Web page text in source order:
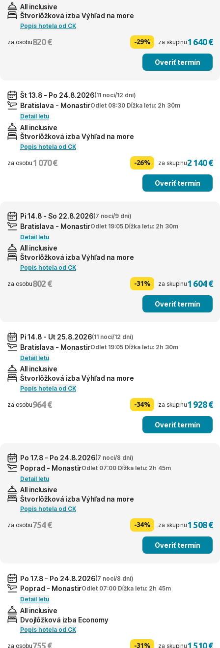
All inclusive
Štvorlôžková izba Výhľad na more
Popis hotela od CK
za osobu820 € -29% za skupinu1 640 €
Overiť termín
Št 13.8 - Po 24.8.2026(11 nocí/12 dní)
Bratislava - MonastirOdlet 08:30 Dĺžka letu: 2h 30m
Detail letu
All inclusive
Štvorlôžková izba Výhľad na more
Popis hotela od CK
za osobu 1 070 € -26% za skupinu2 140 €
Overiť termín
Pi 14.8 - So 22.8.2026(7 nocí/9 dní)
Bratislava - MonastirOdlet 19:05 Dĺžka letu: 2h 30m
Detail letu
All inclusive
Štvorlôžková izba Výhľad na more
Popis hotela od CK
za osobu802 € -31% za skupinu1 604 €
Overiť termín
Pi 14.8 - Ut 25.8.2026(11 nocí/12 dní)
Bratislava - MonastirOdlet 19:05 Dĺžka letu: 2h 30m
Detail letu
All inclusive
Štvorlôžková izba Výhľad na more
Popis hotela od CK
za osobu964 € -34% za skupinu1 928 €
Overiť termín
Po 17.8 - Po 24.8.2026(7 nocí/8 dní)
Poprad - MonastirOdlet 07:00 Dĺžka letu: 2h 45m
Detail letu
All inclusive
Štvorlôžková izba Výhľad na more
Popis hotela od CK
za osobu754 € -34% za skupinu1 508 €
Overiť termín
Po 17.8 - Po 24.8.2026(7 nocí/8 dní)
Poprad - MonastirOdlet 07:00 Dĺžka letu: 2h 45m
Detail letu
All inclusive
Dvojlôžková izba Economy
Popis hotela od CK
za osobu755 € -31% za skupinu1 510 €